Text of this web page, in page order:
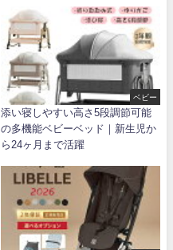
ベビー
添い寝しやすい高さ5段調節可能
の多機能ベビーベッド｜新生児か
ら24ヶ月まで活躍